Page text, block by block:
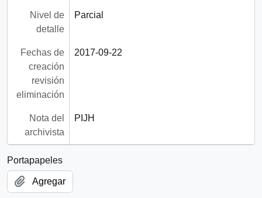
Nivel de
detalle
Parcial
Fechas de
creación
revisión
eliminación
2017-09-22
Nota del
archivista
PIJH
Portapapeles
Agregar